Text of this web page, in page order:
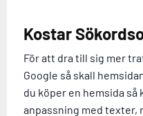
Kostar
För att dra till sig mer
Google så skall
du köper en hemsida så
anpassning med texter,